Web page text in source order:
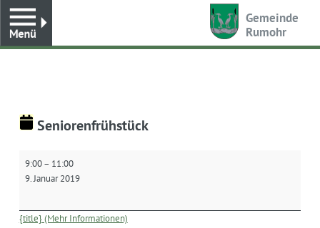
Gemeinde
Rumohr
Seniorenfrühstück
9:00– 11:00
9. Januar 2019
{title} (Mehr Informationen)